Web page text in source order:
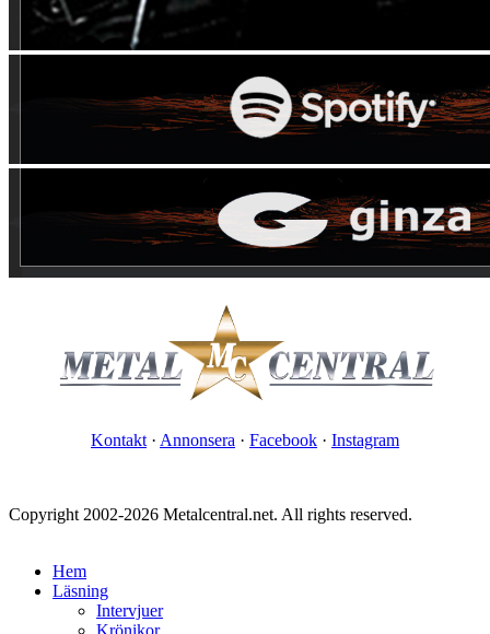
Kontakt · Annonsera · Facebook · Instagram
Copyright 2002-2026 Metalcentral.net. All rights reserved.
Hem
Läsning
Intervjuer